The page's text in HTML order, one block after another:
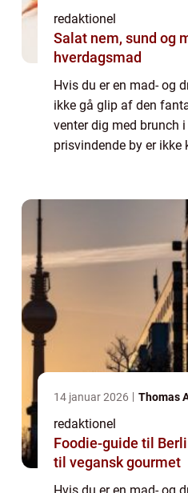
redaktionel
Salat nem, sund og mættende
hverdagsmad
Hvis du er en mad- og
ikke gå glip af den
venter dig med brunch i
prisvindende by er ikke
14 januar 2026 Thomas
redaktionel
Foodie-guide til
til vegansk gourmet
Hvis du er en mad- og